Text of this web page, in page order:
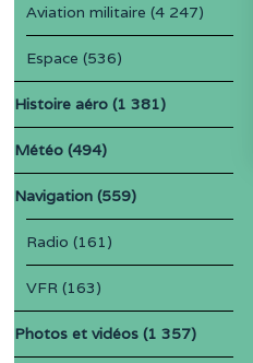
Aviation militaire (4 247)
Espace (536)
Histoire aéro (1 381)
Météo (494)
Navigation (559)
Radio (161)
VFR (163)
Photos et vidéos (1 357)